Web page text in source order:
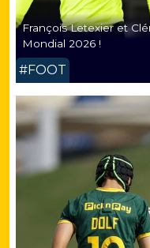
François Letexier et
Mondial 2026 !
#FOOT